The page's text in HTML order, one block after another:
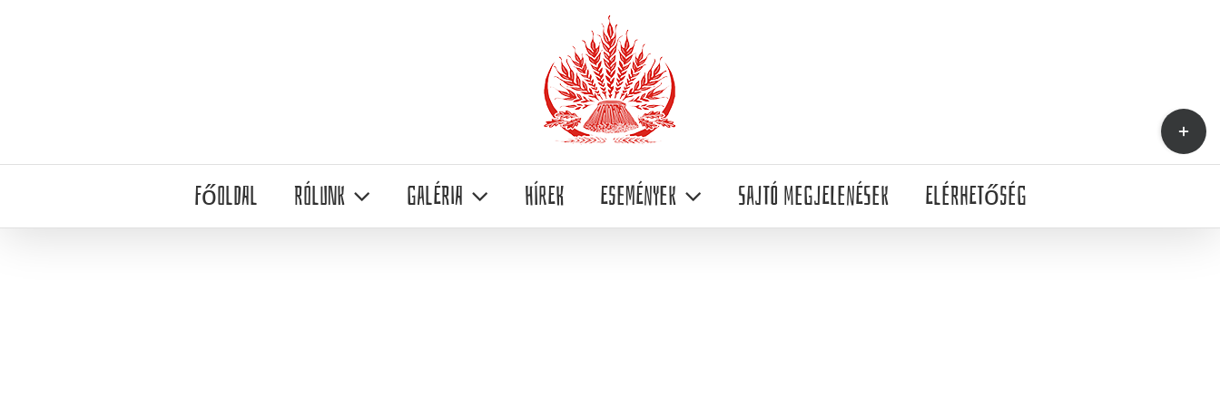
Főoldal Rólunk Galéria Hírek Események Sajtó megjelenések Elérhetőség
Toggle
Sliding